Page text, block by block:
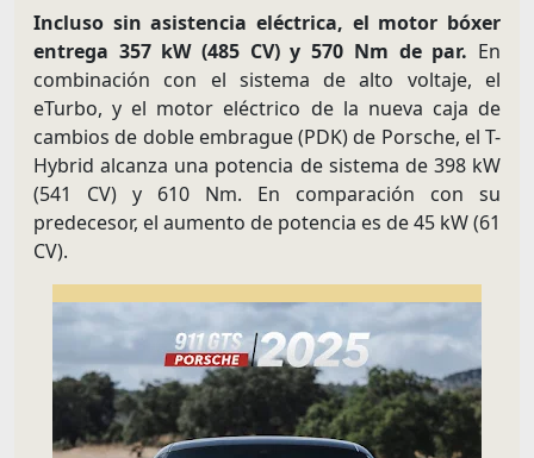
Incluso sin asistencia eléctrica, el motor bóxer
entrega 357 kW (485 CV) y 570 Nm de par. En
combinación con el sistema de alto voltaje, el
eTurbo, y el motor eléctrico de la nueva caja de
cambios de doble embrague (PDK) de Porsche, el T-
Hybrid alcanza una potencia de sistema de 398 kW
(541 CV) y 610 Nm. En comparación con su
predecesor, el aumento de potencia es de 45 kW (61
CV).